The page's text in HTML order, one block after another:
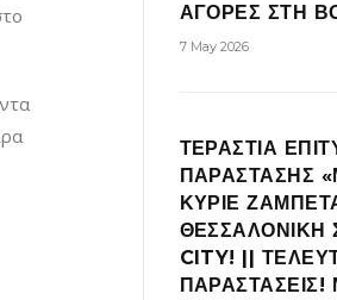
ΑΓΟΡΕΣ ΣΤΗ
7 May 2026
ΤΕΡΑΣΤΙΑ
ΠΑΡΑΣΤΑΣΗΣ
ΚΥΡΙΕ
ΘΕΣΣΑΛΟΝΙΚΗ
CITY! ||